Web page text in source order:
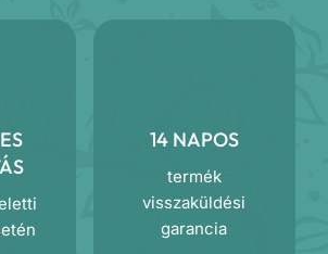
14 NAPOS
termék
visszaküldési
garancia